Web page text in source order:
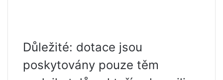
Důležité: dotace jsou
poskytovány pouze těm